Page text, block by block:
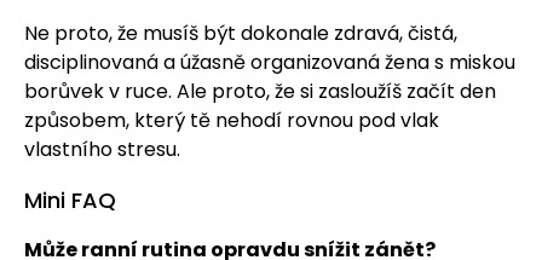
Ne proto, že musíš být dokonale zdravá, čistá,
disciplinovaná a úžasně organizovaná žena s miskou
borůvek v ruce. Ale proto, že si zasloužíš začít den
způsobem, který tě nehodí rovnou pod vlak
vlastního stresu.
Mini FAQ
Může ranní rutina opravdu snížit zánět?